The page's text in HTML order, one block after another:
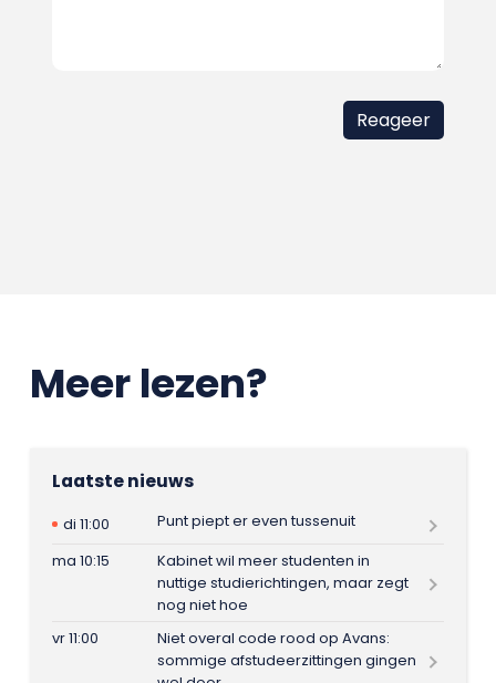
Meer lezen?
Laatste nieuws
di 11:00
Punt piept er even tussenuit
ma 10:15
Kabinet wil meer studenten in
nuttige studierichtingen, maar zegt
nog niet hoe
vr 11:00
Niet overal code rood op Avans:
sommige afstudeerzittingen gingen